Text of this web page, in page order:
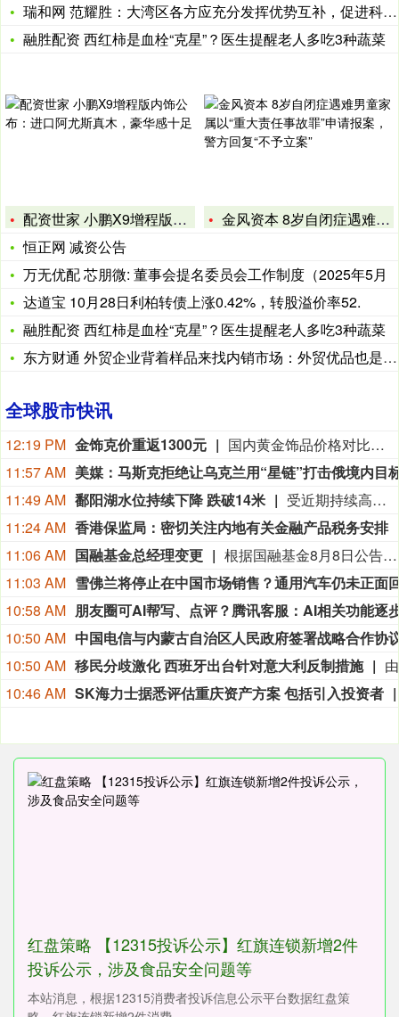
瑞和网 范耀胜：大湾区各方应充分发挥优势互补，促进科技创新
融胜配资 西红柿是血栓“克星”？医生提醒老人多吃3种蔬菜
配资世家 小鹏X9增程版内饰公布：进口阿尤斯真木，豪华感十足
金风资本 8岁自闭症遇难男童家属以“重大责任事故罪”申请报案
恒正网 减资公告
万无优配 芯朋微: 董事会提名委员会工作制度（2025年5月
达道宝 10月28日利柏转债上涨0.42%，转股溢价率52.
融胜配资 西红柿是血栓“克星”？医生提醒老人多吃3种蔬菜
东方财通 外贸企业背着样品来找内销市场：外贸优品也是全球优品
全球股市快讯
12:19 PM 金饰克价重返1300元
国内黄金饰品价格对比显示，国内多家品牌足金饰品价格重返1300元，其中周生生足金饰品报1315元/克，周大福报价1308元/克，老庙黄金报价1310元/克。
11:57 AM
11:49 AM 鄱阳湖水位持续下降 跌破14米
受近期持续高温天气影响，我国最大淡水湖鄱阳湖水位快速下降。截至8月8日8时，鄱阳湖标志性水文站星子站水位下降至13.97米，较昨日下降0.13米，鄱阳湖湖口站水位下降至13.84米，湖区两岸退水痕迹明显。（央视新闻）
11:24 AM 香港保监局：密切关注内地有关金融产品税务安排
11:06 AM 国融基金总经理变更
根据国融基金8月8日公告，总经理毛灵俊因个人原因离任，总经理职位暂由张圆辉代任。根据国融基金安排，该公司董事会选举韩光华拟任公司总经理，待韩光华完成相关程序后履职。
11:03 AM
10:58 AM
10:50 AM
10:50 AM 移民分歧激化 西班牙出台针对意大利反制措施
10:46 AM SK海力士据悉评估重庆资产方案 包括引入投资者
红盘策略 【12315投诉公示】红旗连锁新增2件
投诉公示，涉及食品安全问题等
本站消息，根据12315消费者投诉信息公示平台数据红盘策